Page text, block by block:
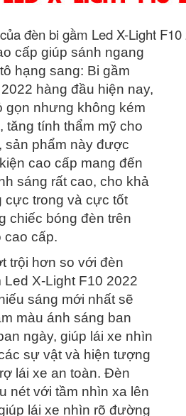
đèn bi gầm Led X-Light F10
cấp giúp sánh ngang
hạng sang: Bi gầm
hàng đầu hiện nay,
gọn nhưng không kém
tăng tính thẩm mỹ cho
sản phẩm này được
cao cấp mang đến
sáng rất cao, cho khả
cực trong và cực tốt
chiếc bóng đèn trên
cao cấp.
trội hơn so với đèn
Led X-Light F10 2022
sáng mới nhất sẽ
màu ánh sáng ban
ngày, giúp lái xe nhìn
sự vật và hiện tượng
lái xe an toàn. Đèn
nét với tầm nhìn xa lên
lái xe nhìn rõ đường